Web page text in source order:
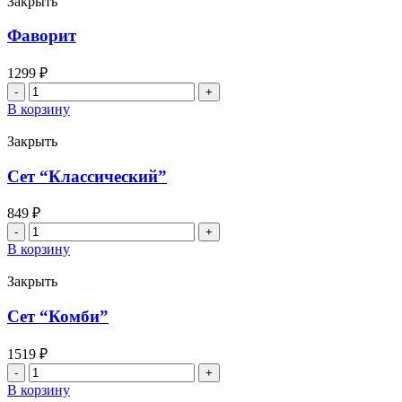
Фаворит
1299 ₽
Количество
товара
Фаворит
В корзину
Закрыть
Сет “Классический”
849 ₽
Количество
товара
"Классический"
В корзину
Закрыть
Сет “Комби”
1519 ₽
Количество
товара
В корзину